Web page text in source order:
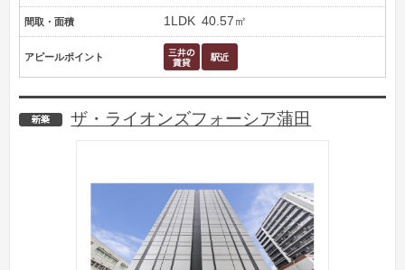
間取・面積 1LDK 40.57㎡
アピールポイント
新築
ザ・ライオンズフォーシア蒲田